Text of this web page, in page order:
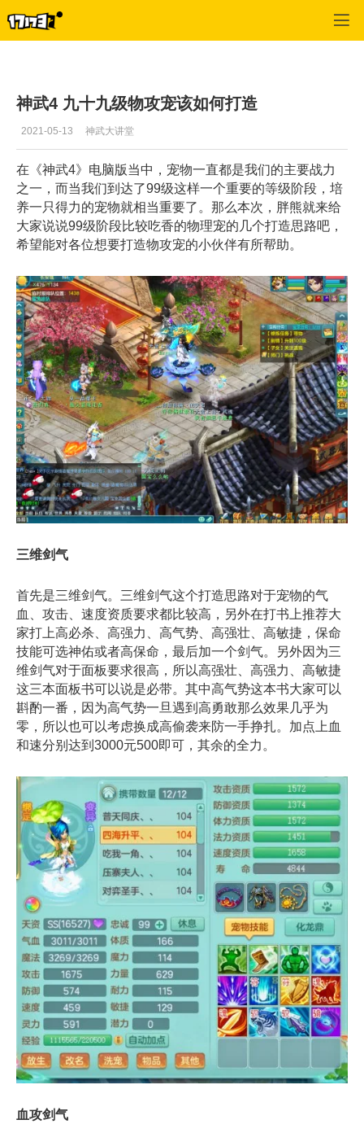
神武4 九十九级物攻宠该如何打造
2021-05-13 神武大讲堂
在《神武4》电脑版当中，宠物一直都是我们的主要战力
之一，而当我们到达了99级这样一个重要的等级阶段，培
养一只得力的宠物就相当重要了。那么本次，胖熊就来给
大家说说99级阶段比较吃香的物理宠的几个打造思路吧，
希望能对各位想要打造物攻宠的小伙伴有所帮助。
三维剑气
首先是三维剑气。三维剑气这个打造思路对于宠物的气
血、攻击、速度资质要求都比较高，另外在打书上推荐大
家打上高必杀、高强力、高气势、高强壮、高敏捷，保命
技能可选神佑或者高保命，最后加一个剑气。另外因为三
维剑气对于面板要求很高，所以高强壮、高强力、高敏捷
这三本面板书可以说是必带。其中高气势这本书大家可以
斟酌一番，因为高气势一旦遇到高勇敢那么效果几乎为
零，所以也可以考虑换成高偷袭来防一手挣扎。加点上血
和速分别达到3000元500即可，其余的全力。
血攻剑气